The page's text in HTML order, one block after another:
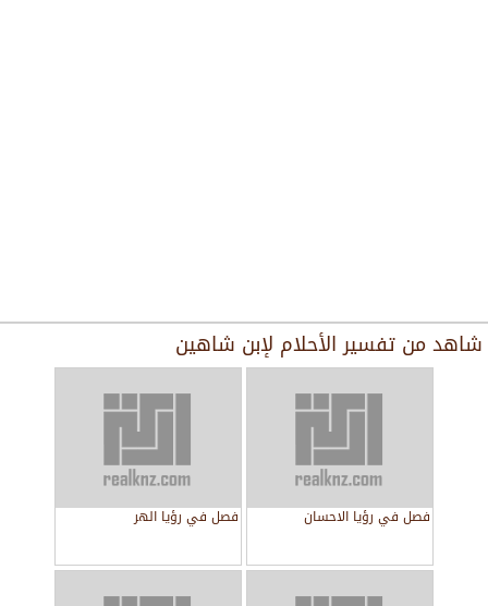
شاهد من تفسير الأحلام لإبن شاهين
فصل في رؤيا الاحسان فصل في رؤيا الهر